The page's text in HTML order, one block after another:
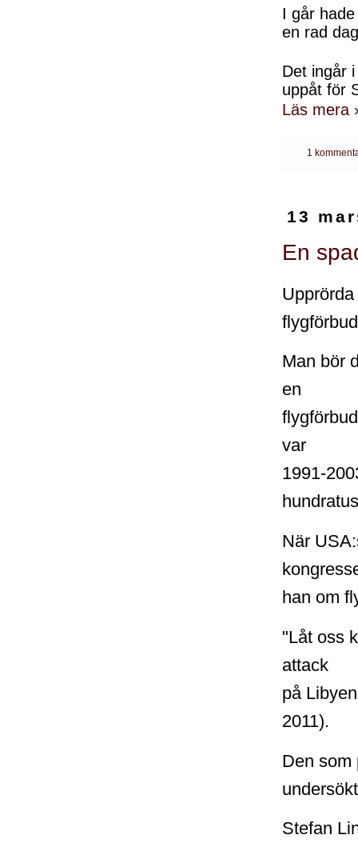
I går
en rad
Det ingår
uppåt för
Läs mera
1
13
En
Man bör
en
var
1991-
När
han om
"Låt oss
attack
på
2011).
Den som
Stefan